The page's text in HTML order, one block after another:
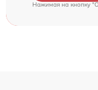
Нажимая на кнопку